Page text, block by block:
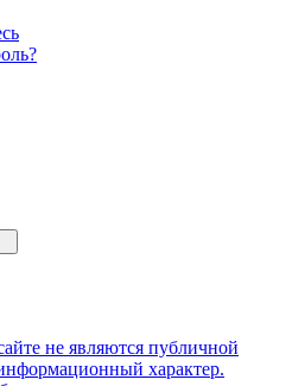
не являются публичной
характер.